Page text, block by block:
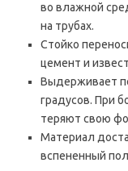
во влажной
на трубах.
Стойко
цемент и
Выдерживает
градусов. При
теряют свою
Материал
вспененный